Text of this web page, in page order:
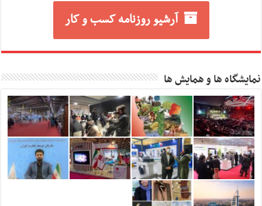
آرشیو روزنامه کسب و کار
نمایشگاه ها و همایش ها